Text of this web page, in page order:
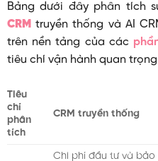
Bảng dưới đây phân tích
CRM truyền thống và AI
trên nền tảng của các
tiêu chí vận hành quan
Tiêu
chí
phân
tích
CRM truyền thống
Chi phí đầu tư và bảo